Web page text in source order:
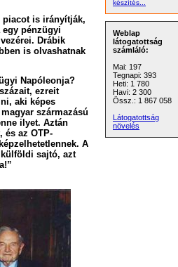
is irányítják,
pénzügyi
Drábik
is olvashatnak
Napóleonja?
ezreit
aki képes
származású
ilyet. Aztán
az OTP-
A
külföldi sajtó, azt
készítés...
Weblap
látogatottság
számláló:
Mai: 197
Tegnapi: 393
Heti: 1 780
Havi: 2 300
Össz.: 1 867 058
Látogatottság
növelés